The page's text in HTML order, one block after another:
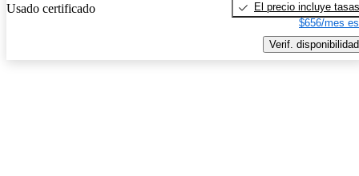
Usado certificado
El precio incluye tasas
$656/mes
Verif. disponibilidad